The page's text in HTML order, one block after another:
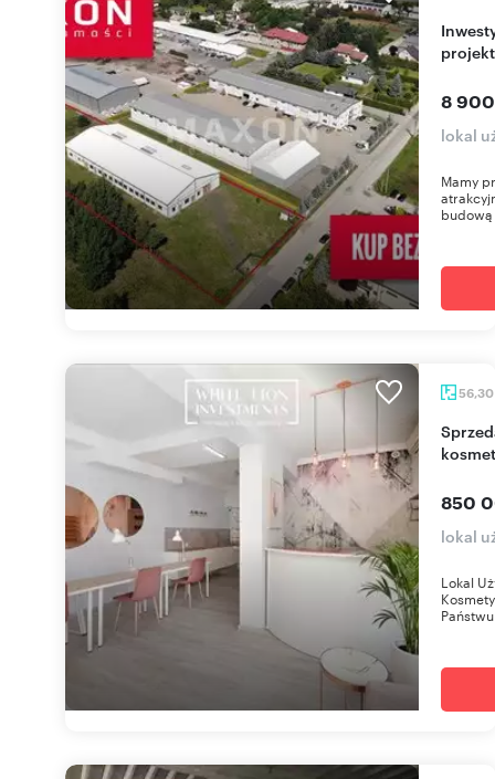
Inwestycyjny magazyn 1400 m2 z pozwoleniem i
8
lokal
Mamy
56,30
Sprzedam gotowy lokal 56 m² pod salon
850
lokal
Lokal